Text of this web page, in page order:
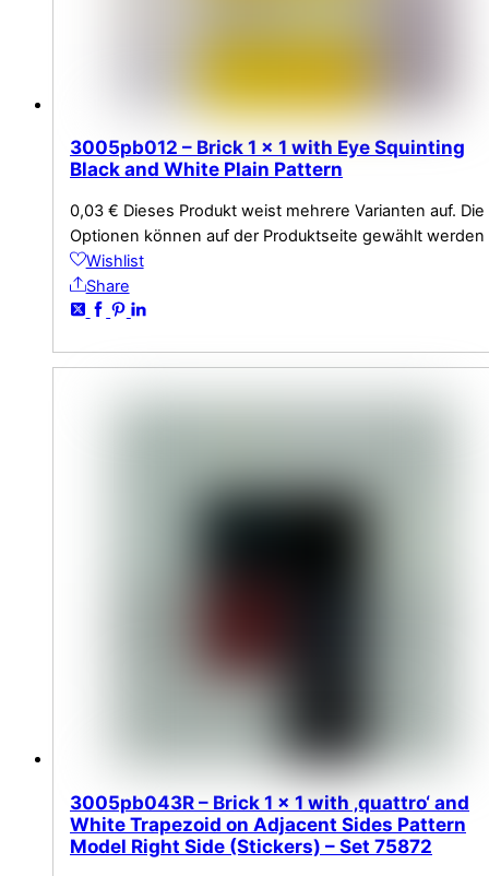
3005pb012 – Brick 1 x 1 with Eye Squinting
Black and White Plain Pattern
0,03 € Dieses Produkt weist mehrere Varianten auf. Die
Optionen können auf der Produktseite gewählt werden
Wishlist
Share
3005pb043R – Brick 1 x 1 with ‚quattro‘ and
White Trapezoid on Adjacent Sides Pattern
Model Right Side (Stickers) – Set 75872